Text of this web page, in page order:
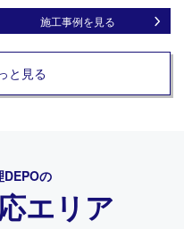
施工事例を見る
と見る
DEPOの
エリア